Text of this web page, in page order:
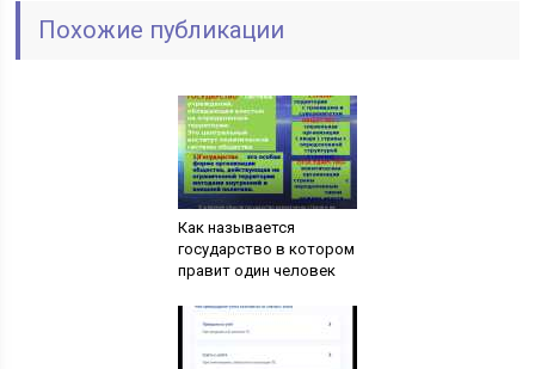
Похожие публикации
Как называется
государство в котором
правит один человек